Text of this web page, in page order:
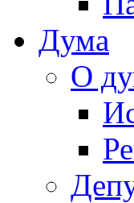
Дума
О